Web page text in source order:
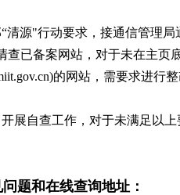
清源"行动要求，接通信管理
查已备案网站，对于未在主页
的网站，需要求进
展自查工作，对于未满足以
题和在线查询地址：